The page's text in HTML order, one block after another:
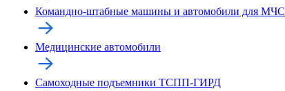
Командно-штабные машины и автомобили для МЧС
Медицинские автомобили
Самоходные подъемники ТСПП-ГИРД